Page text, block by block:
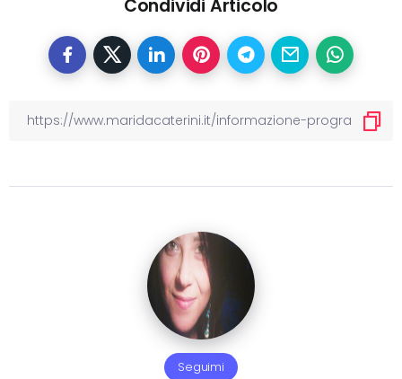
Condividi Articolo
Seguimi